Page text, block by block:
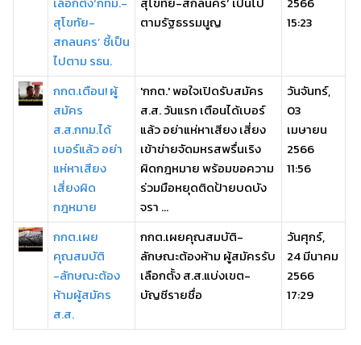
สุโขทัย-
สกลนคร’ ชี้เป็น
ไปตาม รธน.
ตามรัฐธรรมนูญ
15:23
กกต.เตือน! ผู้
สมัคร
ส.ส.กทม.ได้
เบอร์แล้ว อย่า
แห่หาเสียง
เสี่ยงผิด
กฎหมาย
'กกต.' พอใจเปิดรับสมัคร
ส.ส. วันแรก​ เตือนได้เบอร์
แล้ว อย่าแห่หาเสียง เสี่ยง
เข้าข่ายจัดมหรสพ​รื่นเริง
ผิดกฎหมาย​ พร้อมขอความ
ร่วมมือหยุดติดป้ายบดบัง
จรา ...
วันจันทร์,
03
เมษายน
2566
11:56
กกต.เผย
คุณสมบัติ
-ลักษณะต้อง
ห้ามผู้สมัคร
ส.ส.
กกต.เผยคุณสมบัติ-
ลักษณะต้องห้าม ผู้สมัครรับ
เลือกตั้ง ส.ส.แบ่งเขต-
บัญชีรายชื่อ
วันศุกร์,
24 มีนาคม
2566
17:29